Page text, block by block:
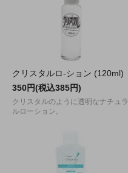
クリスタルロ-ション (120ml)
350円(税込385円)
クリスタルのように透明なナチュラ
ルローション。